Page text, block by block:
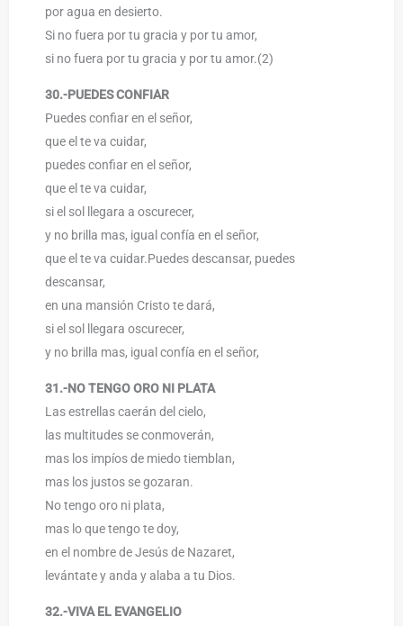
por agua en desierto.
Si no fuera por tu gracia y por tu amor,
si no fuera por tu gracia y por tu amor.(2)
30.-PUEDES CONFIAR
Puedes confiar en el señor,
que el te va cuidar,
puedes confiar en el señor,
que el te va cuidar,
si el sol llegara a oscurecer,
y no brilla mas, igual confía en el señor,
que el te va cuidar.Puedes descansar, puedes
descansar,
en una mansión Cristo te dará,
si el sol llegara oscurecer,
y no brilla mas, igual confía en el señor,
31.-NO TENGO ORO NI PLATA
Las estrellas caerán del cielo,
las multitudes se conmoverán,
mas los impíos de miedo tiemblan,
mas los justos se gozaran.
No tengo oro ni plata,
mas lo que tengo te doy,
en el nombre de Jesús de Nazaret,
levántate y anda y alaba a tu Dios.
32.-VIVA EL EVANGELIO